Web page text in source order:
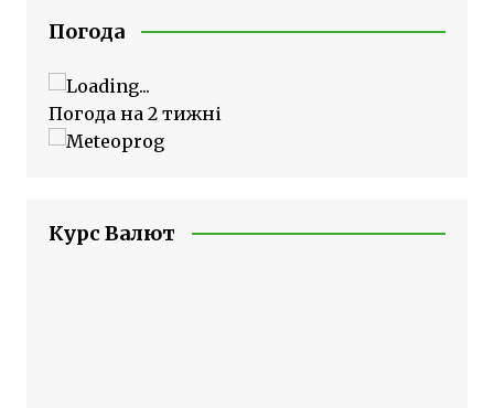
Погода
Погода на 2 тижні
Курс Валют